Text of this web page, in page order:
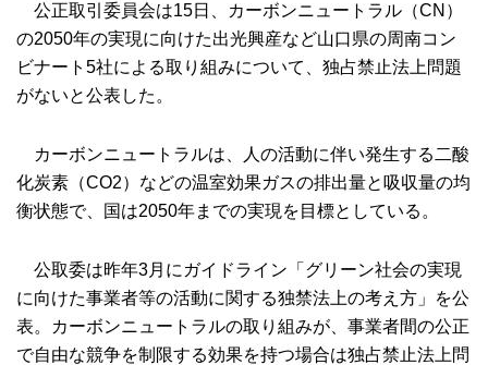
公正取引委員会は15日、カーボンニュートラル（CN）
の2050年の実現に向けた出光興産など山口県の周南コン
ビナート5社による取り組みについて、独占禁止法上問題
がないと公表した。
カーボンニュートラルは、人の活動に伴い発生する二酸
化炭素（CO2）などの温室効果ガスの排出量と吸収量の均
衡状態で、国は2050年までの実現を目標としている。
公取委は昨年3月にガイドライン「グリーン社会の実現
に向けた事業者等の活動に関する独禁法上の考え方」を公
表。カーボンニュートラルの取り組みが、事業者間の公正
で自由な競争を制限する効果を持つ場合は独占禁止法上問